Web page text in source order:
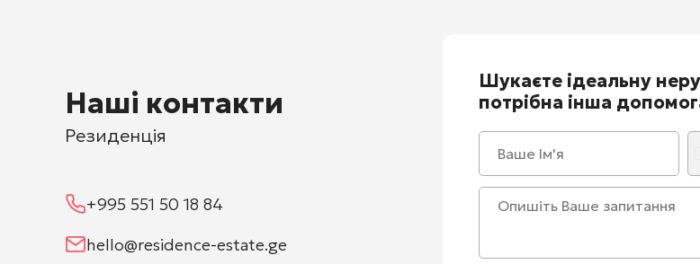
Наші контакти
Резиденція
+995 551 50 18 84
hello@residence-estate.ge
Шукаєте ідеальну
потрібна інша